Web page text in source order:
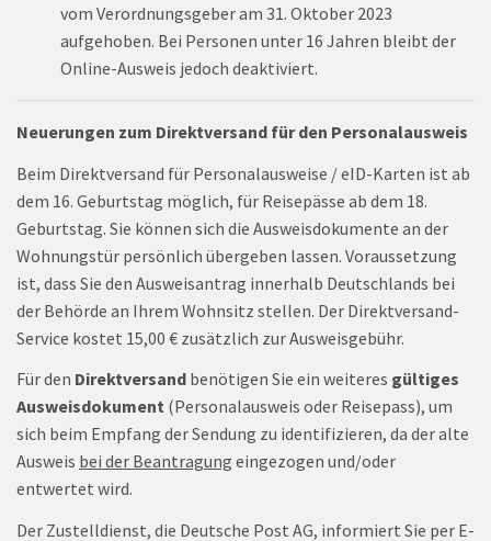
vom Verordnungsgeber am 31. Oktober 2023
aufgehoben. Bei Personen unter 16 Jahren bleibt der
Online-Ausweis jedoch deaktiviert.
Neuerungen zum Direktversand für den Personalausweis
Beim Direktversand für Personalausweise / eID-Karten ist ab
dem 16. Geburtstag möglich, für Reisepässe ab dem 18.
Geburtstag. Sie können sich die Ausweisdokumente an der
Wohnungstür persönlich übergeben lassen. Voraussetzung
ist, dass Sie den Ausweisantrag innerhalb Deutschlands bei
der Behörde an Ihrem Wohnsitz stellen. Der Direktversand-
Service kostet 15,00 € zusätzlich zur Ausweisgebühr.
Für den Direktversand benötigen Sie ein weiteres gültiges
Ausweisdokument (Personalausweis oder Reisepass), um
sich beim Empfang der Sendung zu identifizieren, da der alte
Ausweis bei der Beantragung eingezogen und/oder
entwertet wird.
Der Zustelldienst, die Deutsche Post AG, informiert Sie per E-